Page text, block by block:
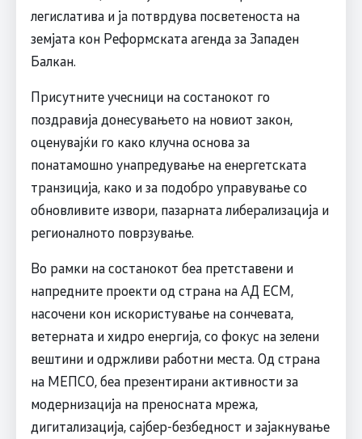
легислатива и ја потврдува посветеноста на
земјата кон Реформската агенда за Западен
Балкан.
Присутните учесници на состанокот го
поздравија донесувањето на новиот закон,
оценувајќи го како клучна основа за
понатамошно унапредување на енергетската
транзиција, како и за подобро управување со
обновливите извори, пазарната либерализација и
регионалното поврзување.
Во рамки на состанокот беа претставени и
напредните проекти од страна на АД ЕСМ,
насочени кон искористување на сончевата,
ветерната и хидро енергија, со фокус на зелени
вештини и одржливи работни места. Од страна
на МЕПСО, беа презентирани активности за
модернизација на преносната мрежа,
дигитализација, сајбер-безбедност и зајакнување